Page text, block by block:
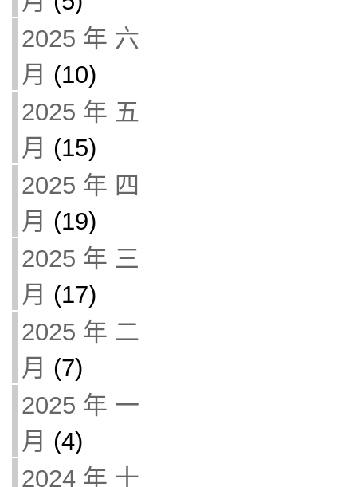
2025 年 六
月 (10)
2025 年 五
月 (15)
2025 年 四
月 (19)
2025 年 三
月 (17)
2025 年 二
月 (7)
2025 年 一
月 (4)
2024 年 十